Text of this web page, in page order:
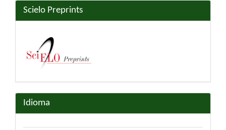
Scielo Preprints
Idioma